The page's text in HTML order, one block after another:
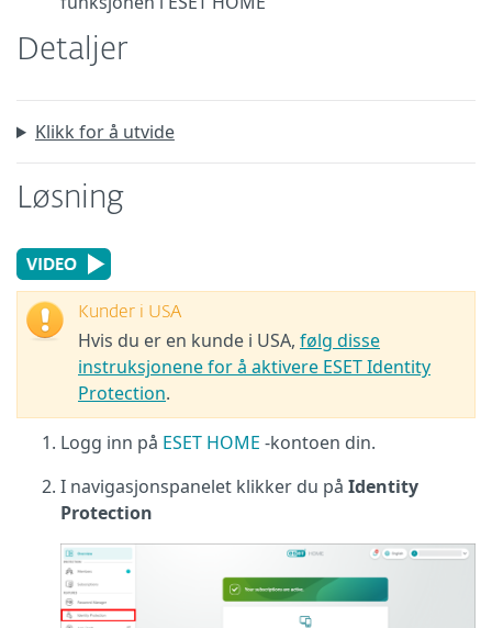
Detaljer
Klikk for å utvide
Løsning
Kunder i USA
Hvis du er en kunde i USA, følg disse
instruksjonene for å aktivere ESET Identity
Protection.
Logg inn på ESET HOME -kontoen din.
I navigasjonspanelet klikker du på Identity
Protection